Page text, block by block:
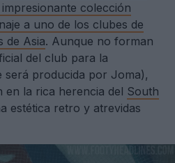
colección
a uno de los clubes de
de Asia. Aunque no forman
del club para la
será producida por Joma),
en la rica herencia del South
estética retro y atrevidas